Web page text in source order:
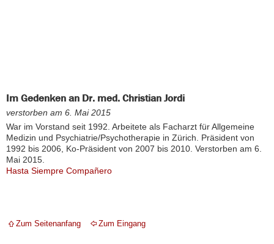
Im Gedenken an Dr. med. Christian Jordi
verstorben am 6. Mai 2015
War im Vorstand seit 1992. Arbeitete als Facharzt für Allgemeine
Medizin und Psychiatrie/Psychotherapie in Zürich. Präsident von
1992 bis 2006, Ko-Präsident von 2007 bis 2010. Verstorben am 6.
Mai 2015.
Hasta Siempre Compañero
Zum Seitenanfang Zum Eingang